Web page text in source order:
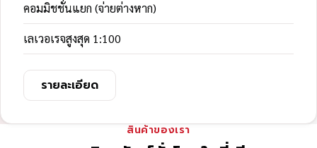
คอมมิชชั่นแยก (จ่ายต่างหาก)
เลเวอเรจสูงสุด 1:100
รายละเอียด
สินค้าของเรา